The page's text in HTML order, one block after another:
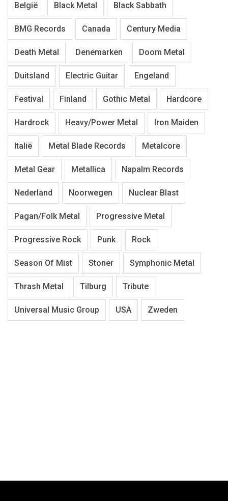
België Black Metal Black Sabbath
BMG Records Canada Century Media
Death Metal Denemarken Doom Metal
Duitsland Electric Guitar Engeland
Festival Finland Gothic Metal Hardcore
Hardrock Heavy/Power Metal Iron Maiden
Italië Metal Blade Records Metalcore
Metal Gear Metallica Napalm Records
Nederland Noorwegen Nuclear Blast
Pagan/Folk Metal Progressive Metal
Progressive Rock Punk Rock
Season Of Mist Stoner Symphonic Metal
Thrash Metal Tilburg Tribute
Universal Music Group USA Zweden